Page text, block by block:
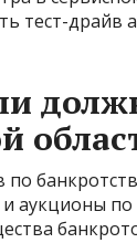
тест-драйв
по
аукционы